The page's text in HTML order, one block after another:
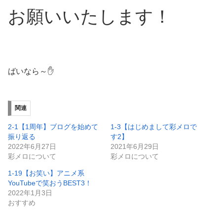
お願いいたします！
ばいなら～✋
関連
2-1【1周年】ブログを始めて
振り返る
2022年6月27日
彩メロについて
1-3【はじめまして彩メロで
す2】
2021年6月29日
彩メロについて
1-19【お笑い】アニメ系
YouTubeで笑おうBEST3！
2022年1月3日
おすすめ